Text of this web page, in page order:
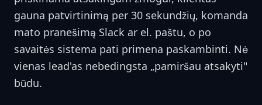
gauna patvirtinimą per 30 sekundžių, komanda
mato pranešimą Slack ar el. paštu, o po
savaitės sistema pati primena paskambinti. Nė
vienas lead'as nebedingsta „pamiršau atsakyti"
būdu.